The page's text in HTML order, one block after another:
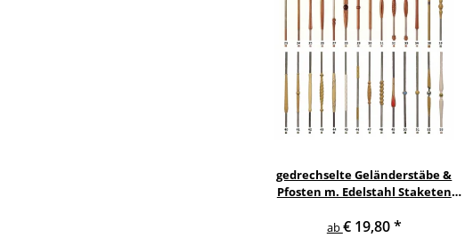
gedrechselte Geländerstäbe &
Pfosten m. Edelstahl Staketen
ab€ 19,80*